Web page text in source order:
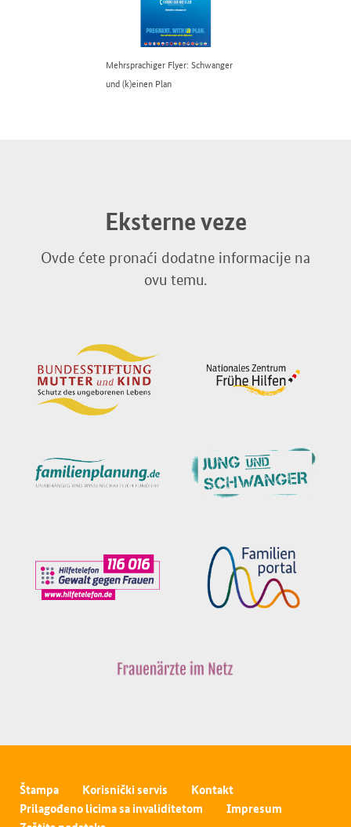
Mehrsprachiger Flyer: Schwanger
und (k)einen Plan
Eksterne veze
Ovde ćete pronaći dodatne informacije na
ovu temu.
Štampa Korisnički servis
Kontakt
Prilagođeno licima sa invaliditetom
Impresum